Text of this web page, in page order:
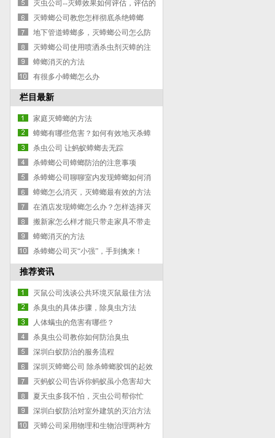
方法
灭虫公司--灭蟑效果如何评估，评估的
办法
灭蟑螂公司教您怎样彻底杀绝蟑螂
地下管道蟑螂多，灭蟑螂公司怎么防
治
灭蟑螂公司使用喷洒杀虫剂灭蟑的注
意事项
蟑螂消灭的方法
有很多小蟑螂怎么办
栏目最新
家庭灭蟑螂的方法
蟑螂有哪些危害？如何有效地灭杀蟑
螂？
杀虫公司 让蚂蚁蟑螂去无踪
杀蟑螂公司蟑螂防治的注意事项
杀蟑螂公司聊聊室内发现蟑螂如何消
灭？
蟑螂怎么消灭，灭蟑螂最有效的方法
有哪些？
在酒店发现蟑螂怎么办？怎样选择灭
蟑公司？
搬新家怎么样才能只带走家具不带走
蟑螂
蟑螂消灭的方法
杀蟑螂公司灭“小强”，手到擒来！
推荐资讯
灭鼠公司浅谈公共环境灭鼠最佳方法
杀臭虫的具体步骤，除臭虫方法
人体螨虫的危害有哪些？
杀臭虫公司教你如何防治臭虫
深圳白蚁防治的服务流程
深圳灭蟑螂公司 除杀蟑螂胶饵的起效
作用测试-怎么样灭除蟑螂的方法
灭蚂蚁公司告诉你蚂蚁虽小危害却大
夏天虫多我不怕，灭虫公司帮你忙
深圳白蚁防治对室外建筑的灭治方法
灭蟑公司采用物理和生物治理两种方